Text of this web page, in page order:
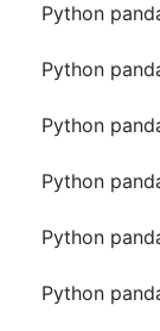
Python
Python
Python
Python
Python